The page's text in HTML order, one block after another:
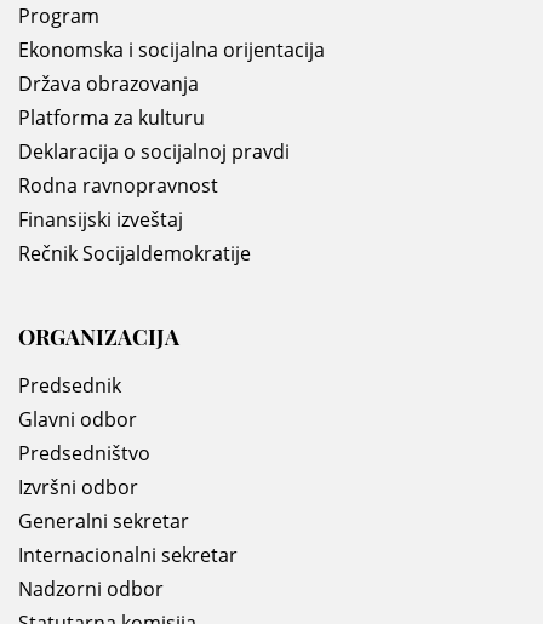
Program
Ekonomska i socijalna orijentacija
Država obrazovanja
Platforma za kulturu
Deklaracija o socijalnoj pravdi
Rodna ravnopravnost
Finansijski izveštaj
Rečnik Socijaldemokratije
ORGANIZACIJA
Predsednik
Glavni odbor
Predsedništvo
Izvršni odbor
Generalni sekretar
Internacionalni sekretar
Nadzorni odbor